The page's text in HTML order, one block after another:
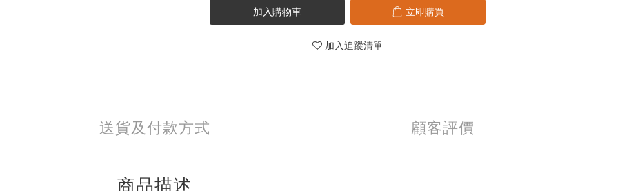
加入購物車 立即購買
加入追蹤清單
送貨及付款方式 顧客評價
商品描述